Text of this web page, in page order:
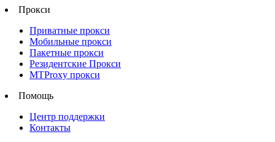
Прокси
Приватные прокси
Мобильные прокси
Пакетные прокси
Резидентские Прокси
MTProxy прокси
Помощь
Центр поддержки
Контакты